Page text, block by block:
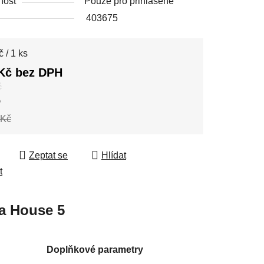
403675
bez DPH
cena:
/ 1 ks
Zeptat se
Hlídat
House 5
Doplňkové parametry